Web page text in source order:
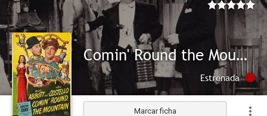
Comin' Round the Mountain
Estrenada
Marcar ficha